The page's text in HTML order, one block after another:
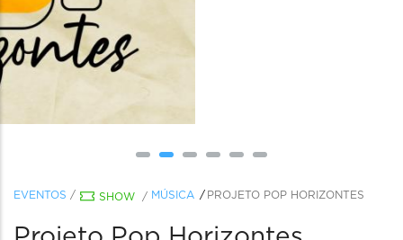
EVENTOS / SHOW / MÚSICA PROJETO POP HORIZONTES